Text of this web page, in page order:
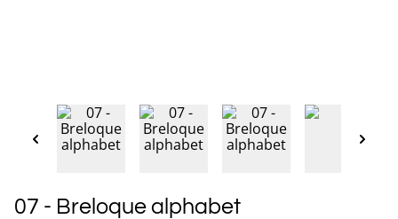
07 - Breloque alphabet